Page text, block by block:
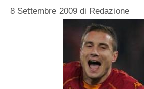
8 Settembre 2009 di Redazione